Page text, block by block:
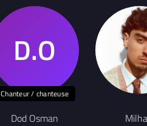
Chanteur / chanteuse
Dod Osman